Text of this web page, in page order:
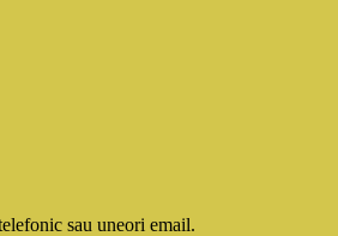
sau uneori email.